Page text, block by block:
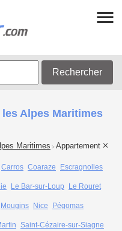
Rechercher
Alpes Maritimes
Maritimes > Appartement
Carros Coaraze Escragnolles
Le Bar-sur-Loup Le Rouret
Mougins Nice Pégomas
Saint-Cézaire-sur-Siagne